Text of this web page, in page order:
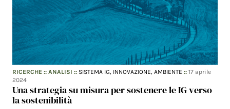
RICERCHE ::ANALISI :: SISTEMA IG, INNOVAZIONE,AMBIENTE ::17 aprile
2024
Una strategia su misura per sostenere le IG verso
la sostenibilità